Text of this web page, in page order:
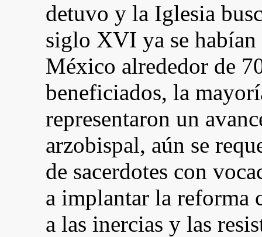
detuvo y la Iglesia
siglo XVI ya se habían
México alrededor de
beneficiados, la
representaron un
arzobispal, aún se
de sacerdotes con
a implantar la reforma
a las inercias y las